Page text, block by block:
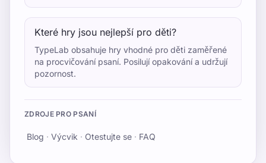
Které hry jsou nejlepší pro děti?
TypeLab obsahuje hry vhodné pro děti zaměřené
na procvičování psaní. Posilují opakování a udržují
pozornost.
ZDROJE PRO PSANÍ
Blog · Výcvik · Otestujte se · FAQ